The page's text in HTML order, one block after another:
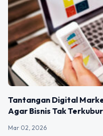
Tantangan Digital
Agar Bisnis Tak
Mar 02, 2026